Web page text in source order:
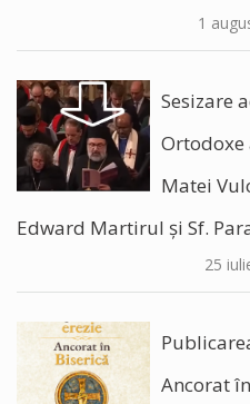
1
Sesizare
Ortodoxe
Matei
Edward Martirul și Sf.
25
Ancorat